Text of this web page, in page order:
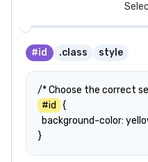
#id .class style
#id {
background-color:
}